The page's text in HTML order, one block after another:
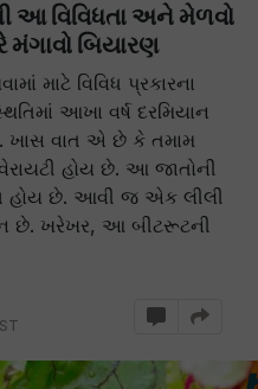
આ વિવિધતા અને મેળવો
બિયારણ
માટે વિવિધ પ્રકારના
આખા વર્ષ દરમિયાન
ખાસ વાત એ છે કે તમામ
હોય છે. આ જાતોની
છે. આવી જ એક લીલી
છે. ખરેખર, આ બીટરૂટની